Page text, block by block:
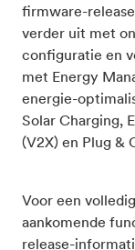
firmware-
verder uit met
configuratie en
met Energy
energie-
Solar Charging,
(V2X) en Plug &
Voor een
aankomende
release-